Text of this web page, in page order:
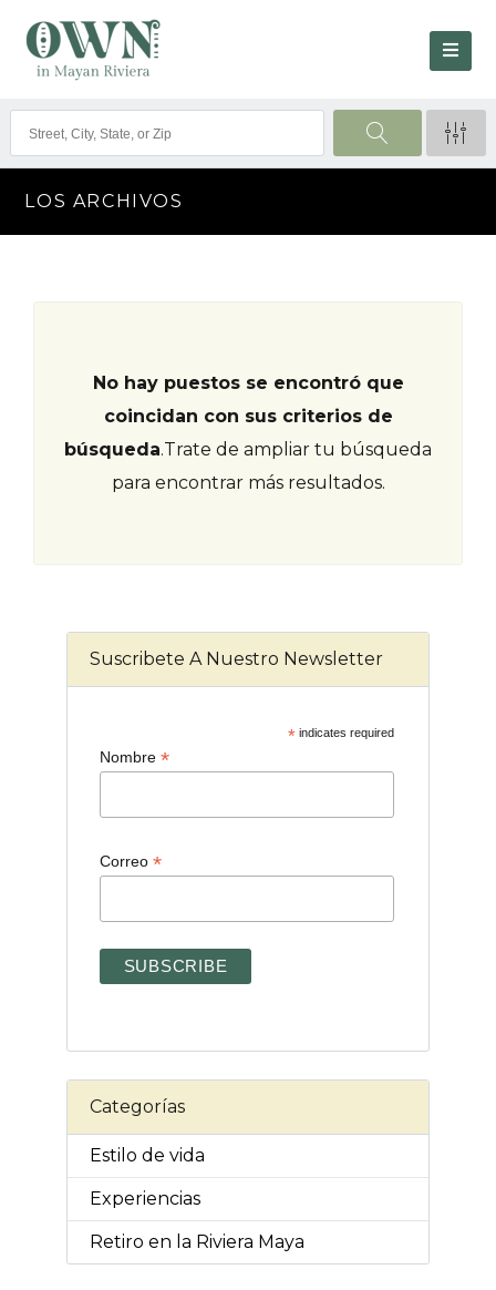
LOS ARCHIVOS
No hay puestos se encontró que
coincidan con sus criterios de
búsqueda.Trate de ampliar tu búsqueda
para encontrar más resultados.
Suscribete A Nuestro Newsletter
*indicates required
Nombre *
Correo *
Categorías
Estilo de vida
Experiencias
Retiro en la Riviera Maya